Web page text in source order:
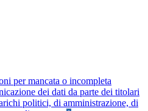
per mancata o incompleta
dei dati da parte dei titolari
politici, di amministrazione, di